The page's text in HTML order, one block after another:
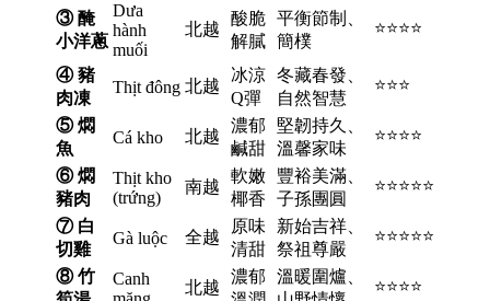
③ 醃
小洋蔥
Dưa
hành
muối
北越
酸脆
解膩
平衡節制、
簡樸
⭐⭐⭐⭐
④ 豬
肉凍
Thịt đông 北越
冰涼
Q彈
冬藏春發、
自然智慧
⭐⭐⭐
⑤ 燜
魚
Cá kho 北越
濃郁
鹹甜
堅韌持久、
溫馨家味
⭐⭐⭐⭐
⑥ 燜
豬肉
Thịt kho
(trứng)
南越
軟嫩
椰香
豐裕美滿、
子孫團圓
⭐⭐⭐⭐⭐
⑦ 白
切雞
Gà luộc 全越
原味
清甜
新始吉祥、
祭祖尊嚴
⭐⭐⭐⭐⭐
⑧ 竹
Canh
北越
濃郁
溫暖圍爐、
⭐⭐⭐⭐